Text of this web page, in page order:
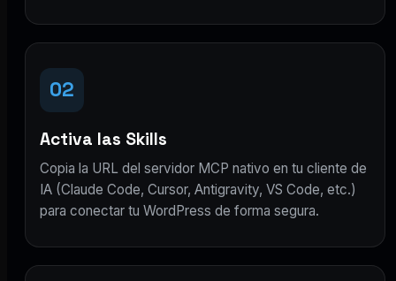
02
Activa las Skills
Copia la URL del servidor MCP nativo en tu cliente de
IA (Claude Code, Cursor, Antigravity, VS Code, etc.)
para conectar tu WordPress de forma segura.